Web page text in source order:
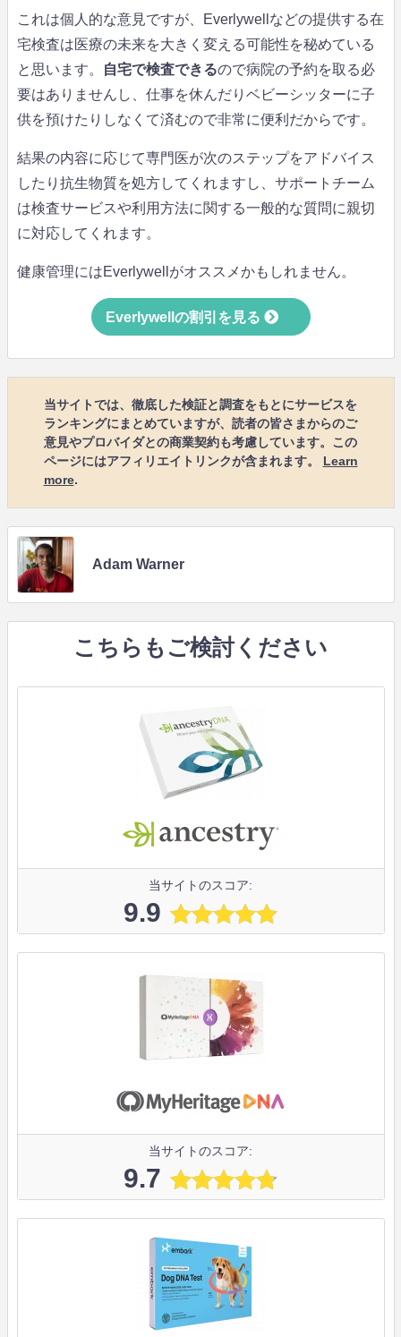
これは個人的な意見ですが、Everlywellなどの提供する在
宅検査は医療の未来を大きく変える可能性を秘めている
と思います。
自宅で検査できるので病院の予約を取る必
要はありませんし、仕事を休んだりベビーシッターに子
供を預けたりしなくて済むので非常に便利だからです。
結果の内容に応じて専門医が次のステップをアドバイス
したり抗生物質を処方してくれますし、サポートチーム
は検査サービスや利用方法に関する一般的な質問に親切
に対応してくれます。
健康管理にはEverlywellがオススメかもしれません。
Everlywellの割引を見る
当サイトでは、徹底した検証と調査をもとにサービスを
ランキングにまとめていますが、読者の皆さまからのご
意見やプロバイダとの商業契約も考慮しています。この
ページにはアフィリエイトリンクが含まれます。 Learn
more.
Adam Warner
こちらもご検討ください
当サイトのスコア:
9.9
当サイトのスコア:
9.7